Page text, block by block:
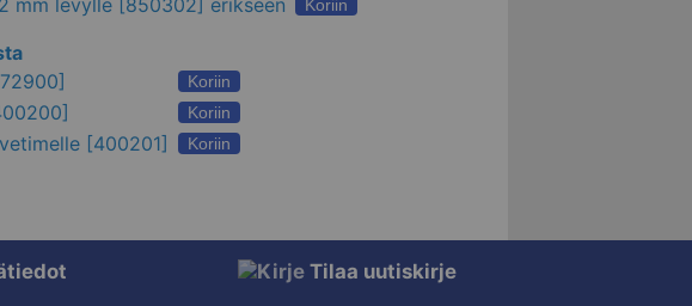
Koriin
Koriin
Koriin
[400201] Koriin
Tilaa uutiskirje